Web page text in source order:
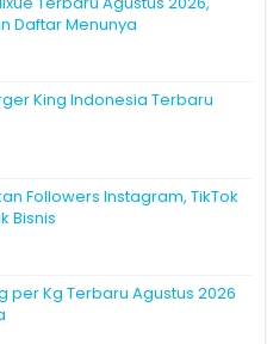
Daftar Menunya
King Indonesia Terbaru
Followers Instagram, TikTok
Bisnis
per Kg Terbaru Agustus 2026